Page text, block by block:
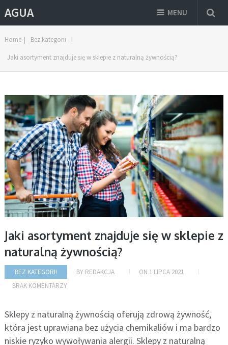
AGUA MENU
Home | Bez kategorii |
Jaki asortyment znajduje się w sklepie z naturalną żywnością?
Jaki asortyment znajduje się w sklepie z
naturalną żywnością?
BEZ KATEGORII BY REDAKCJA ON 1 LIPCA 2021
BRAK KOMENTARZY
Sklepy z naturalną żywnością oferują zdrową żywność,
która jest uprawiana bez użycia chemikaliów i ma bardzo
niskie ryzyko wywoływania alergii. Sklepy z naturalną